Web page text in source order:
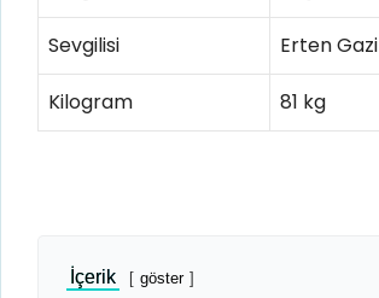
Sevgilisi Erten Gazi
Kilogram 81 kg
İçerik göster